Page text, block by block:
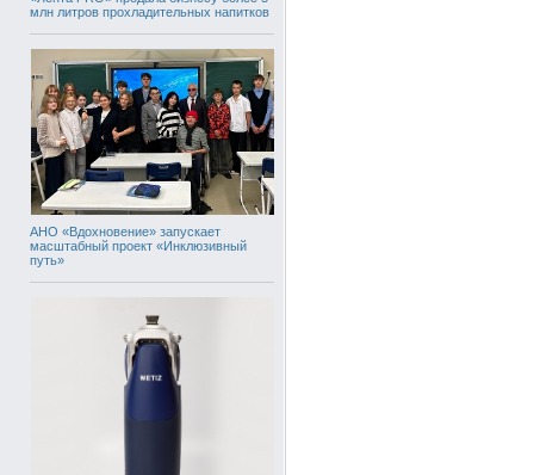
млн литров прохладительных напитков
АНО «Вдохновение» запускает
масштабный проект «Инклюзивный
путь»